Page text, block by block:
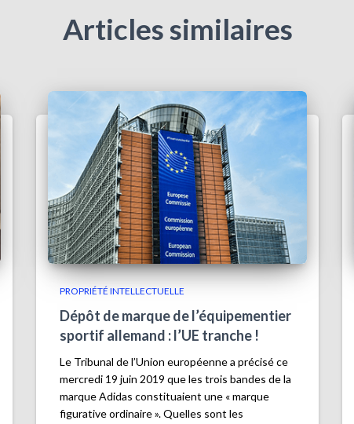
Articles similaires
PROPRIÉTÉ INTELLECTUELLE
Dépôt de marque de l’équipementier
sportif allemand : l’UE tranche !
Le Tribunal de l’Union européenne a précisé ce
mercredi 19 juin 2019 que les trois bandes de la
marque Adidas constituaient une « marque
figurative ordinaire ». Quelles sont les